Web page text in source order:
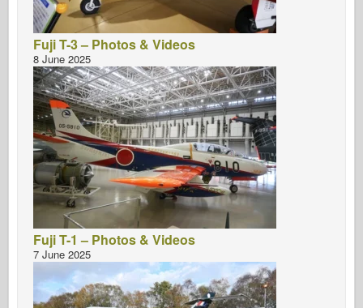
Fuji T-3 – Photos & Videos
8 June 2025
Fuji T-1 – Photos & Videos
7 June 2025